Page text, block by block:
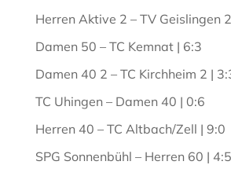
Herren Aktive 2 – TV Geislingen
Damen 50 – TC Kemnat | 6:3
Damen 40 2 – TC Kirchheim 2 |
TC Uhingen – Damen 40 | 0:6
Herren 40 – TC Altbach/Zell | 9:0
SPG Sonnenbühl – Herren 60 | 4:5